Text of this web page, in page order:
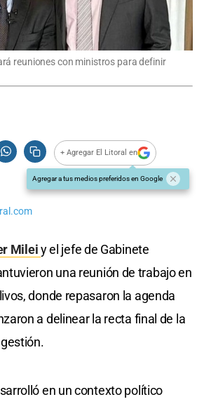
reuniones con ministros para definir
+ Agregar El Litoral en
Agregar a tus medios preferidos en Google
Mileiy el jefe de Gabinete
una reunión de trabajo en
donde repasaron la agenda
a delinear la recta final de la
en un contexto político